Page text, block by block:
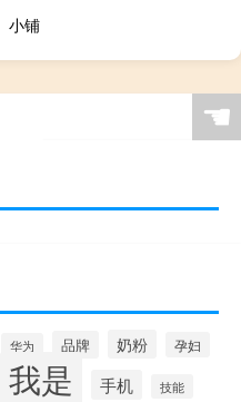
小铺
☚
华为 品牌 奶粉 孕妇
我是 手机 技能